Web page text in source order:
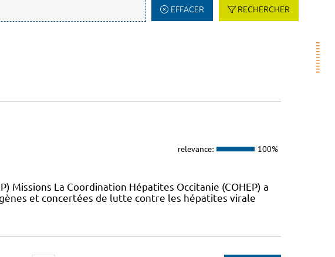
EFFACER RECHERCHER
relevance: 100%
Missions La Coordination Hépatites Occitanie (COHEP) a
et concertées de lutte contre les hépatites virale